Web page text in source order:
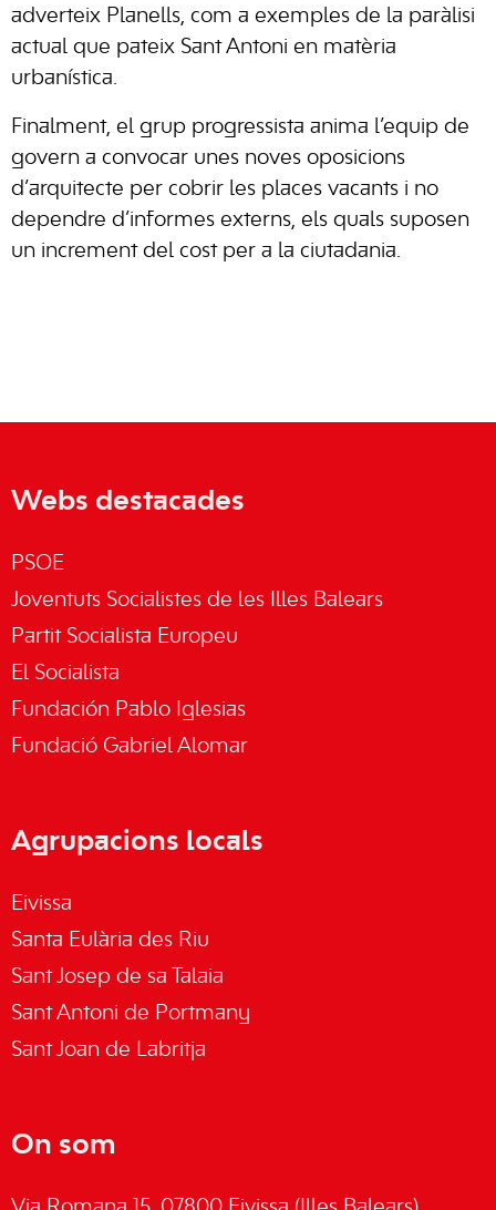
adverteix Planells, com a exemples de la paràlisi
actual que pateix Sant Antoni en matèria
urbanística.
Finalment, el grup progressista anima l’equip de
govern a convocar unes noves oposicions
d’arquitecte per cobrir les places vacants i no
dependre d’informes externs, els quals suposen
un increment del cost per a la ciutadania.
Webs destacades
PSOE
Joventuts Socialistes de les Illes Balears
Partit Socialista Europeu
El Socialista
Fundación Pablo Iglesias
Fundació Gabriel Alomar
Agrupacions locals
Eivissa
Santa Eulària des Riu
Sant Josep de sa Talaia
Sant Antoni de Portmany
Sant Joan de Labritja
On som